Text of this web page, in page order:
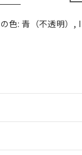
色: 青（不透明）,